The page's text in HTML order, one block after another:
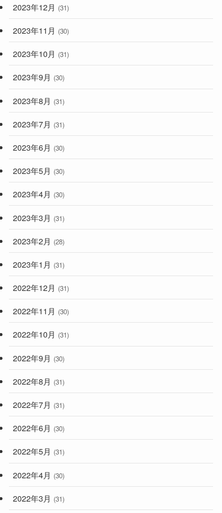
2023年12月 (31)
2023年11月 (30)
2023年10月 (31)
2023年9月 (30)
2023年8月 (31)
2023年7月 (31)
2023年6月 (30)
2023年5月 (30)
2023年4月 (30)
2023年3月 (31)
2023年2月 (28)
2023年1月 (31)
2022年12月 (31)
2022年11月 (30)
2022年10月 (31)
2022年9月 (30)
2022年8月 (31)
2022年7月 (31)
2022年6月 (30)
2022年5月 (31)
2022年4月 (30)
2022年3月 (31)